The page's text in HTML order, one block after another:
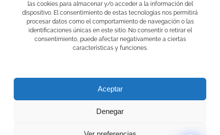
las cookies para almacenar y/o acceder a la información del
dispositivo. El consentimiento de estas tecnologías nos permitirá
procesar datos como el comportamiento de navegación o las
identificaciones únicas en este sitio. No consentir o retirar el
consentimiento, puede afectar negativamente a ciertas
características y funciones.
Aceptar
Denegar
Meta
Log in
Entries feed
Comments feed